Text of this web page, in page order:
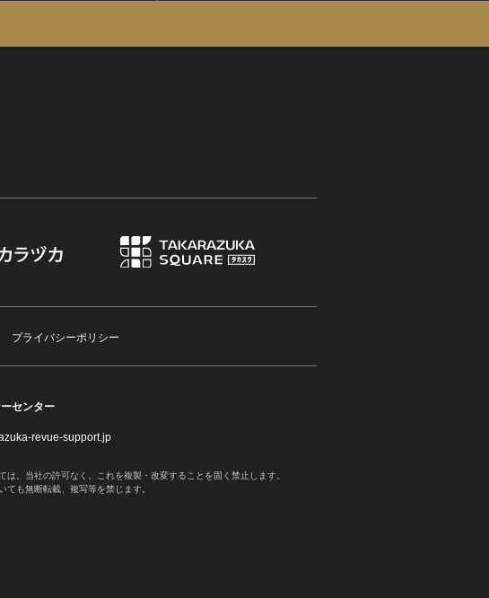
プライバシーポリシー
センター
revue-support.jp
、当社の許可なく、これを複製・改変することを固く禁止します。
も無断転載、複写等を禁じます。